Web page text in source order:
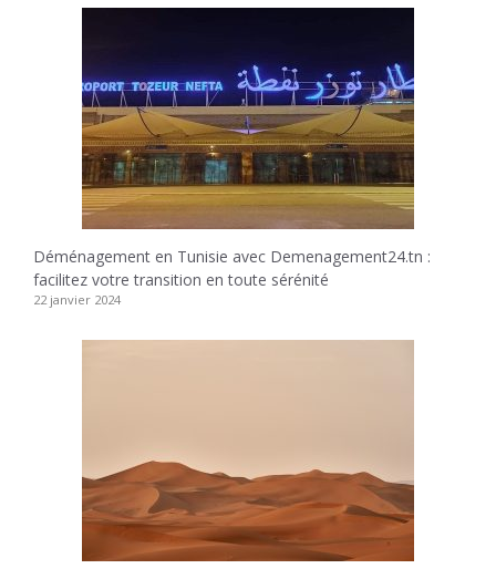
Déménagement en Tunisie avec Demenagement24.tn :
facilitez votre transition en toute sérénité
22 janvier 2024